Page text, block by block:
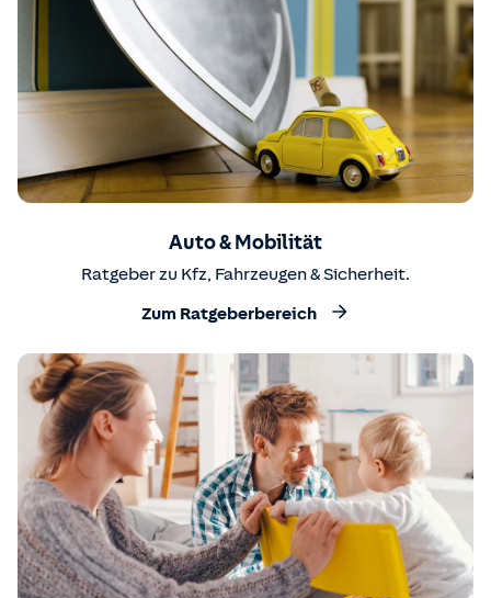
Auto & Mobilität
Ratgeber zu Kfz, Fahrzeugen & Sicherheit.
Zum Ratgeberbereich